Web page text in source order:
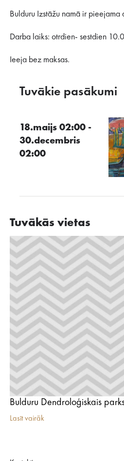
Bulduru Izstāžu namā ir pieejama
Darba laiks: otrdien- sestdien
Ieeja bez maksas.
Tuvākie pasākumi
18.maijs 02:00 -
30.decembris
02:00
Tuvākās vietas
Bulduru Dendroloģiskais
Lasīt vairāk